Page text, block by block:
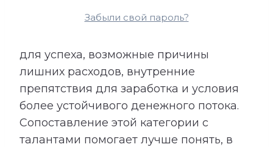
показывает подходящие направления
для успеха, возможные причины
лишних расходов, внутренние
препятствия для заработка и условия
более устойчивого денежного потока.
Сопоставление этой категории с
талантами помогает лучше понять, в
Забыли свой пароль?